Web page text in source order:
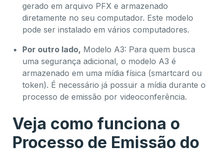
gerado em arquivo PFX e armazenado
diretamente no seu computador. Este modelo
pode ser instalado em vários computadores.
Por outro lado, Modelo A3: Para quem busca
uma segurança adicional, o modelo A3 é
armazenado em uma mídia física (smartcard ou
token). É necessário já possuir a mídia durante o
processo de emissão por videoconferência.
Veja como funciona o
Processo de Emissão do